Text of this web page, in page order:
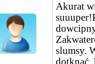
Akurat
slumsy.
dotknąć.